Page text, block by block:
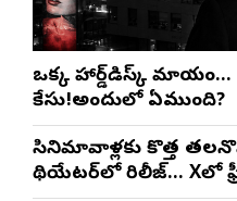
ఒక్క హార్డ్‌డిస్క్ మాయం…
కేసు!అందులో ఏముంది?
సినిమావాళ్లకు కొత్త
థియేటర్‌లో రిలీజ్… Xలో